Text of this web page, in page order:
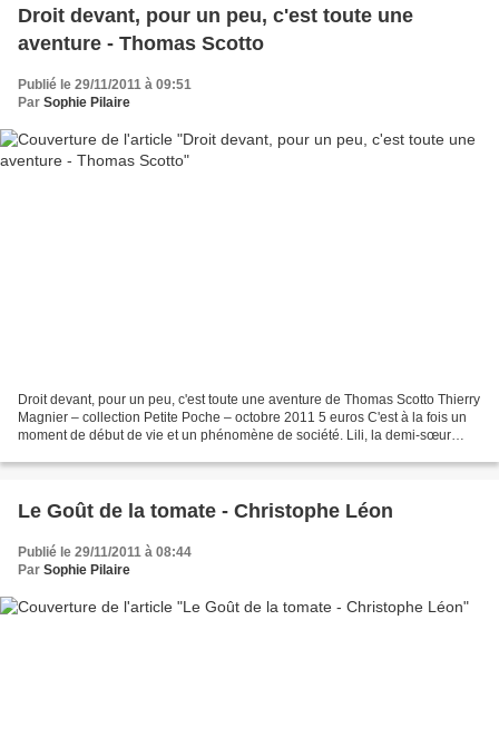
Droit devant, pour un peu, c'est toute une
aventure - Thomas Scotto
Publié le 29/11/2011 à 09:51
Par Sophie Pilaire
Droit devant, pour un peu, c'est toute une aventure de Thomas Scotto Thierry
Magnier – collection Petite Poche – octobre 2011 5 euros C'est à la fois un
moment de début de vie et un phénomène de société. Lili, la demi-sœur
Le Goût de la tomate - Christophe Léon
Publié le 29/11/2011 à 08:44
Par Sophie Pilaire